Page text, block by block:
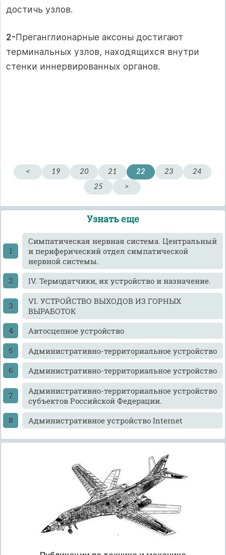
достичь узлов.
2-Преганглионарные аксоны достигают
терминальных узлов, находящихся внутри
стенки иннервированных органов.
< 19 20 21 22 23
24
25
>
Узнать еще
Cимпатическая нервная система. Центральный
и периферический отдел симпатической
нервной системы.
IV. Термодатчики, их устройство и назначение.
VI. УСТРОЙСТВО ВЫХОДОВ ИЗ ГОРНЫХ
ВЫРАБОТОК
Автосцепное устройство
Административно-территориальное устройство
Административно-территориальное устройство
Административно-территориальное устройство
субъектов Российской Федерации.
Административное устройство Internet